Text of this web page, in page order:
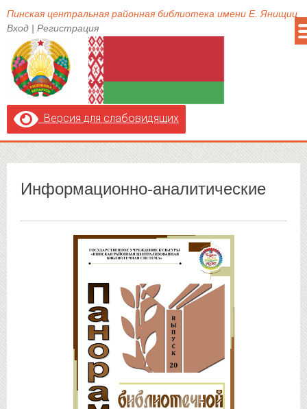
Пинская центральная районная библиотека имени Е. Янищиц
Вход | Регистрация
Версия для слабовидящих
Информационно-аналитические